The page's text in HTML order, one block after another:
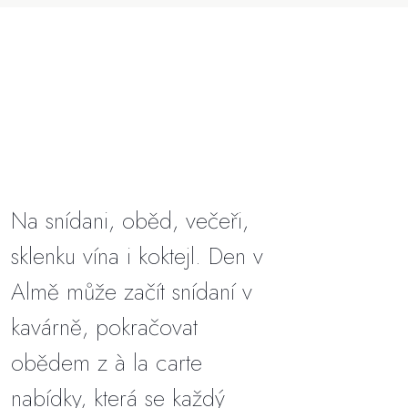
Na snídani, oběd, večeři,
sklenku vína i koktejl. Den v
Almě může začít snídaní v
kavárně, pokračovat
obědem z à la carte
nabídky, která se každý